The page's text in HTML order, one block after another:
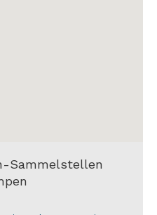
Sammelstellen